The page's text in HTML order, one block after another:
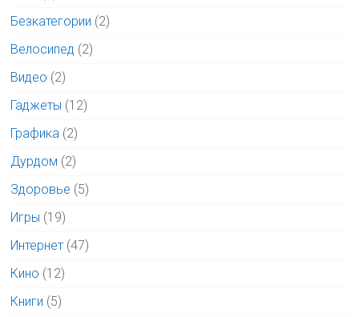
Безкатегории (2)
Велосипед (2)
Видео (2)
Гаджеты (12)
Графика (2)
Дурдом (2)
Здоровье (5)
Игры (19)
Интернет (47)
Кино (12)
Книги (5)